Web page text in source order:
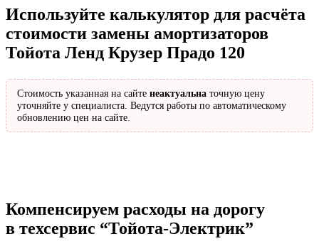
Используйте калькулятор для расчёта
стоимости замены амортизаторов
Тойота Ленд Крузер Прадо 120
Стоимость указанная на сайте неактуальна точную цену
уточняйте у специалиста. Ведутся работы по автоматическому
обновлению цен на сайте.
Компенсируем расходы на дорогу
в техсервис “Тойота-Электрик”